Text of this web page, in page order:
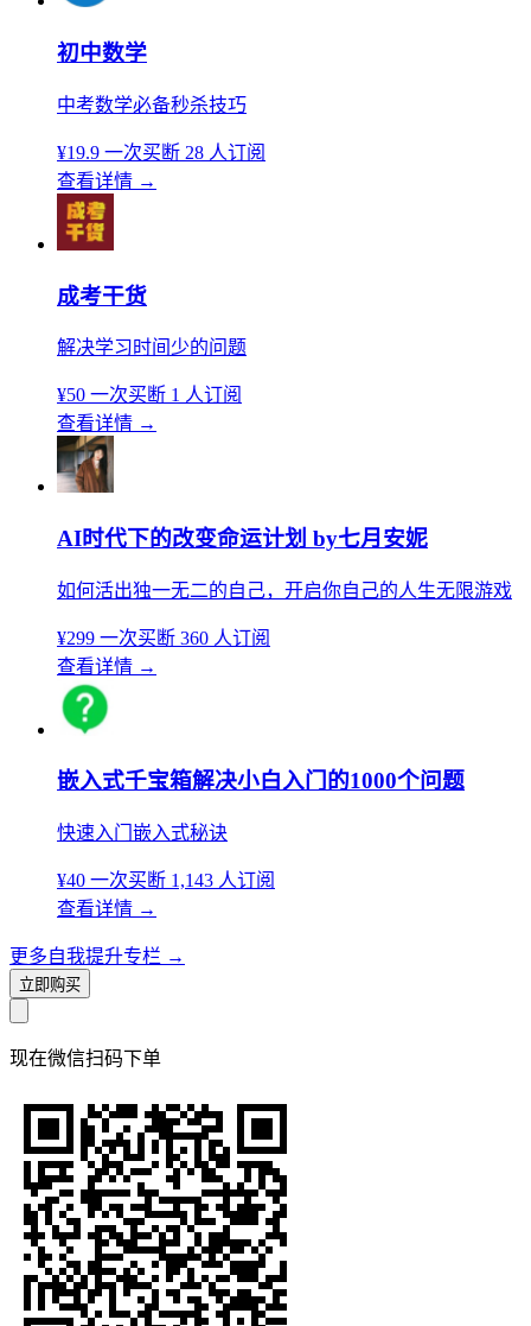
初中数学
中考数学必备秒杀技巧
¥19.9 一次买断 28 人订阅
查看详情 →
成考干货
解决学习时间少的问题
¥50 一次买断 1 人订阅
查看详情 →
AI时代下的改变命运计划 by七月安妮
如何活出独一无二的自己，开启你自己的人生无限游戏
¥299 一次买断 360 人订阅
查看详情 →
嵌入式千宝箱解决小白入门的1000个问题
快速入门嵌入式秘诀
¥40 一次买断 1,143 人订阅
查看详情 →
更多自我提升专栏 →
立即购买
现在微信扫码下单